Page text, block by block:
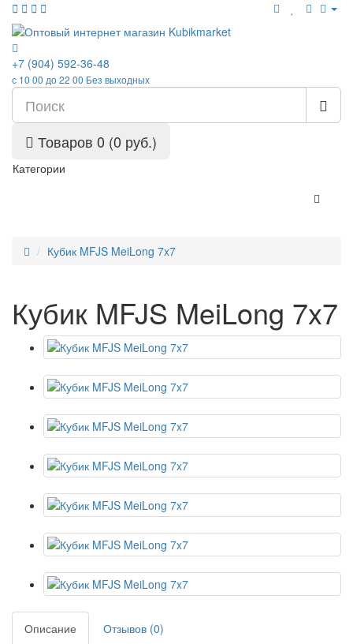
+7 (904) 592-36-48
с 10 00 до 22 00 Без выходных
Товаров 0 (0 руб.)
Категории
Кубик MFJS MeiLong 7x7
Кубик MFJS MeiLong 7x7
Описание
Отзывов (0)